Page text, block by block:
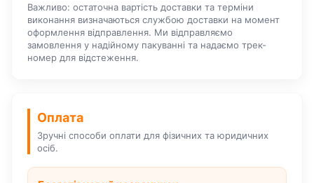
Важливо: остаточна вартість доставки та терміни
виконання визначаються службою доставки на момент
оформлення відправлення. Ми відправляємо
замовлення у надійному пакуванні та надаємо трек-
номер для відстеження.
Оплата
Зручні способи оплати для фізичних та юридичних
осіб.